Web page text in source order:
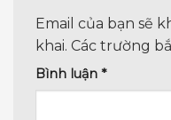
Email của bạn sẽ
khai. Các trường
Bình luận *